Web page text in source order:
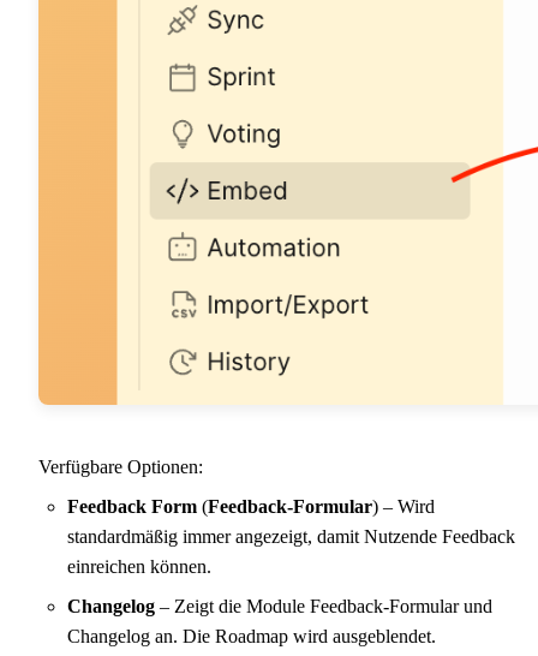
Verfügbare Optionen:
Feedback Form (Feedback-Formular) – Wird
standardmäßig immer angezeigt, damit Nutzende Feedback
einreichen können.
Changelog – Zeigt die Module Feedback-Formular und
Changelog an. Die Roadmap wird ausgeblendet.